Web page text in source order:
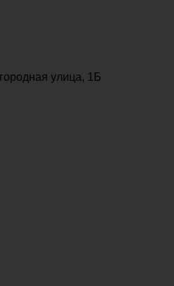
улица, 1Б